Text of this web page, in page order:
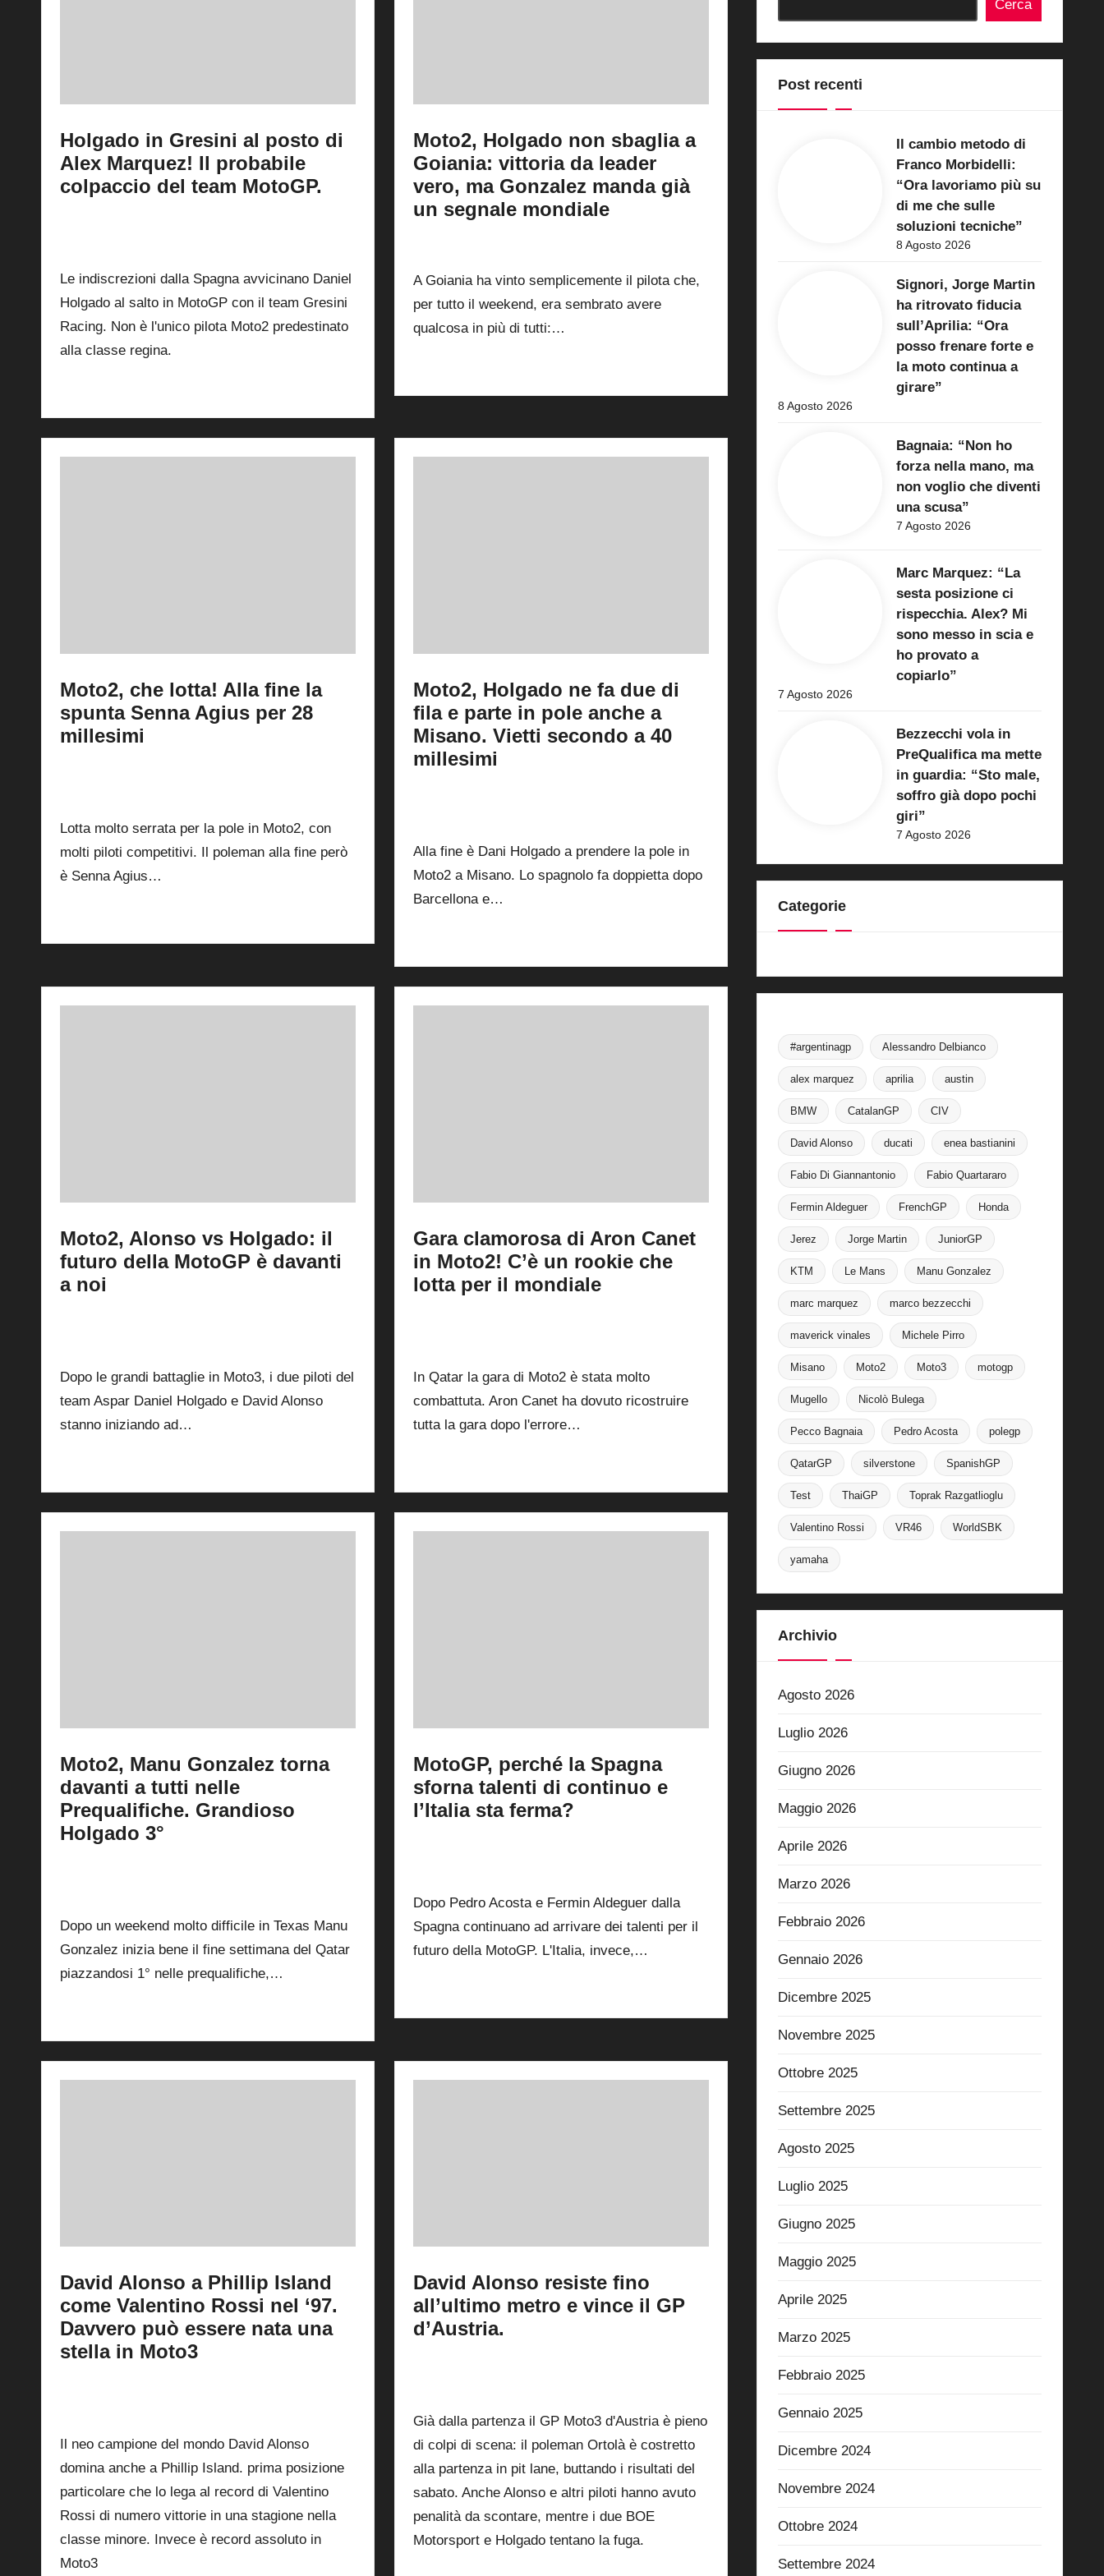
Holgado in Gresini al posto di
Alex Marquez! Il probabile
colpaccio del team MotoGP.
Le indiscrezioni dalla Spagna avvicinano Daniel
Holgado al salto in MotoGP con il team Gresini
Racing. Non è l'unico pilota Moto2 predestinato
alla classe regina.
Moto2, Holgado non sbaglia a
Goiania: vittoria da leader
vero, ma Gonzalez manda già
un segnale mondiale
A Goiania ha vinto semplicemente il pilota che,
per tutto il weekend, era sembrato avere
qualcosa in più di tutti:…
Moto2, che lotta! Alla fine la
spunta Senna Agius per 28
millesimi
Lotta molto serrata per la pole in Moto2, con
molti piloti competitivi. Il poleman alla fine però
è Senna Agius…
Moto2, Holgado ne fa due di
fila e parte in pole anche a
Misano. Vietti secondo a 40
millesimi
Alla fine è Dani Holgado a prendere la pole in
Moto2 a Misano. Lo spagnolo fa doppietta dopo
Barcellona e…
Moto2, Alonso vs Holgado: il
futuro della MotoGP è davanti
a noi
Dopo le grandi battaglie in Moto3, i due piloti del
team Aspar Daniel Holgado e David Alonso
stanno iniziando ad…
Gara clamorosa di Aron Canet
in Moto2! C’è un rookie che
lotta per il mondiale
In Qatar la gara di Moto2 è stata molto
combattuta. Aron Canet ha dovuto ricostruire
tutta la gara dopo l'errore…
Moto2, Manu Gonzalez torna
davanti a tutti nelle
Prequalifiche. Grandioso
Holgado 3°
Dopo un weekend molto difficile in Texas Manu
Gonzalez inizia bene il fine settimana del Qatar
piazzandosi 1° nelle prequalifiche,…
MotoGP, perché la Spagna
sforna talenti di continuo e
l’Italia sta ferma?
Dopo Pedro Acosta e Fermin Aldeguer dalla
Spagna continuano ad arrivare dei talenti per il
futuro della MotoGP. L'Italia, invece,…
David Alonso a Phillip Island
come Valentino Rossi nel ‘97.
Davvero può essere nata una
stella in Moto3
Il neo campione del mondo David Alonso
domina anche a Phillip Island. prima posizione
particolare che lo lega al record di Valentino
Rossi di numero vittorie in una stagione nella
classe minore. Invece è record assoluto in
Moto3
David Alonso resiste fino
all’ultimo metro e vince il GP
d’Austria.
Già dalla partenza il GP Moto3 d'Austria è pieno
di colpi di scena: il poleman Ortolà è costretto
alla partenza in pit lane, buttando i risultati del
sabato. Anche Alonso e altri piloti hanno avuto
penalità da scontare, mentre i due BOE
Motorsport e Holgado tentano la fuga.
Cerca
Post recenti
Il cambio metodo di
Franco Morbidelli:
“Ora lavoriamo più su
di me che sulle
soluzioni tecniche”
8 Agosto 2026
Signori, Jorge Martin
ha ritrovato fiducia
sull’Aprilia: “Ora
posso frenare forte e
la moto continua a
girare”
8 Agosto 2026
Bagnaia: “Non ho
forza nella mano, ma
non voglio che diventi
una scusa”
7 Agosto 2026
Marc Marquez: “La
sesta posizione ci
rispecchia. Alex? Mi
sono messo in scia e
ho provato a
copiarlo”
7 Agosto 2026
Bezzecchi vola in
PreQualifica ma mette
in guardia: “Sto male,
soffro già dopo pochi
giri”
7 Agosto 2026
Categorie
#argentinagp Alessandro Delbianco
alex marquez aprilia austin
BMW CatalanGP CIV
David Alonso ducati enea bastianini
Fabio Di Giannantonio Fabio Quartararo
Fermin Aldeguer FrenchGP Honda
Jerez Jorge Martin JuniorGP
KTM Le Mans Manu Gonzalez
marc marquez marco bezzecchi
maverick vinales Michele Pirro
Misano Moto2 Moto3 motogp
Mugello Nicolò Bulega
Pecco Bagnaia Pedro Acosta polegp
QatarGP silverstone SpanishGP
Test ThaiGP Toprak Razgatlioglu
Valentino Rossi VR46 WorldSBK
yamaha
Archivio
Agosto 2026
Luglio 2026
Giugno 2026
Maggio 2026
Aprile 2026
Marzo 2026
Febbraio 2026
Gennaio 2026
Dicembre 2025
Novembre 2025
Ottobre 2025
Settembre 2025
Agosto 2025
Luglio 2025
Giugno 2025
Maggio 2025
Aprile 2025
Marzo 2025
Febbraio 2025
Gennaio 2025
Dicembre 2024
Novembre 2024
Ottobre 2024
Settembre 2024